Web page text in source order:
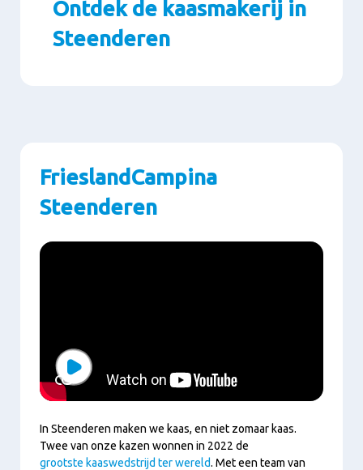
Ontdek de kaasmakerij in
Steenderen
FrieslandCampina
Steenderen
In Steenderen maken we kaas, en niet zomaar kaas.
Twee van onze kazen wonnen in 2022 de
grootste kaaswedstrijd ter wereld. Met een team van